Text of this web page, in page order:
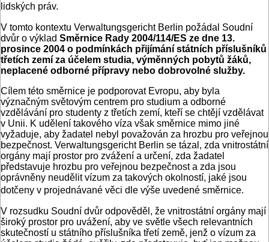
lidských práv.
V tomto kontextu Verwaltungsgericht Berlin požádal Soudní
dvůr o výklad Směrnice Rady 2004/114/ES ze dne 13.
prosince 2004 o podmínkách přijímání státních příslušníků
třetích zemí za účelem studia, výměnných pobytů žáků,
neplacené odborné přípravy nebo dobrovolné služby.
Cílem této směrnice je podporovat Evropu, aby byla
význačným světovým centrem pro studium a odborné
vzdělávání pro studenty z třetích zemí, kteří se chtějí vzdělávat
v Unii. K udělení takového víza však směrnice mimo jiné
vyžaduje, aby žadatel nebyl považován za hrozbu pro veřejnou
bezpečnost. Verwaltungsgericht Berlin se tázal, zda vnitrostátní
orgány mají prostor pro zvážení a určení, zda žadatel
představuje hrozbu pro veřejnou bezpečnost a zda jsou
oprávněny neudělit vízum za takových okolností, jaké jsou
dotčeny v projednávané věci dle výše uvedené směrnice.
V rozsudku Soudní dvůr odpověděl, že vnitrostátní orgány mají
široký prostor pro uvážení, aby ve světle všech relevantních
skutečností u státního příslušníka třetí země, jenž o vízum za